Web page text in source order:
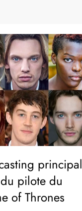
principal
pilote du
of Thrones